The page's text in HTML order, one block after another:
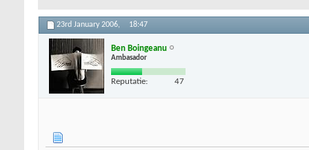
23rd January 2006, 18:47
Ben Boingeanu
Ambasador
Reputatie: 47